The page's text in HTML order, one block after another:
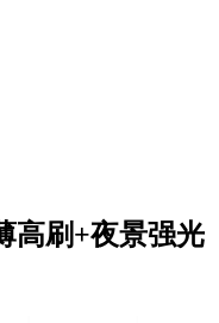
高刷+夜景强光